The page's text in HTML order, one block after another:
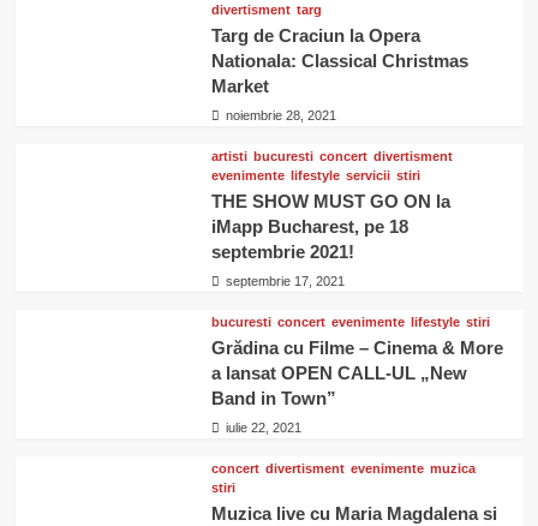
divertisment targ
Targ de Craciun la Opera
Nationala: Classical Christmas
Market
noiembrie 28, 2021
artisti bucuresti concert divertisment
evenimente lifestyle servicii stiri
THE SHOW MUST GO ON la
iMapp Bucharest, pe 18
septembrie 2021!
septembrie 17, 2021
bucuresti concert evenimente lifestyle stiri
Grădina cu Filme – Cinema & More
a lansat OPEN CALL-UL „New
Band in Town”
iulie 22, 2021
concert divertisment evenimente muzica
stiri
Muzica live cu Maria Magdalena si